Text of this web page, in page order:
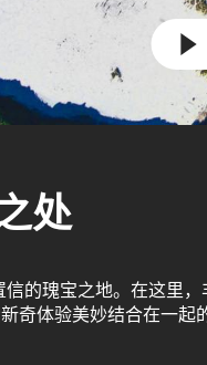
处
的瑰宝之地。在这里
奇体验美妙结合在一起